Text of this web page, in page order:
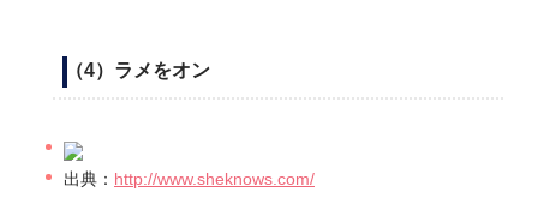
（4）ラメをオン
出典： http://www.sheknows.com/